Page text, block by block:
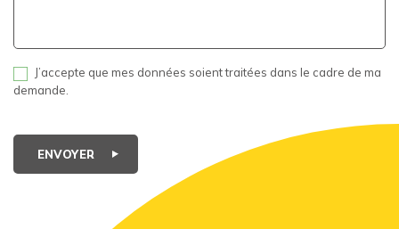
J’accepte que mes données soient traitées dans le cadre de ma
demande.
ENVOYER